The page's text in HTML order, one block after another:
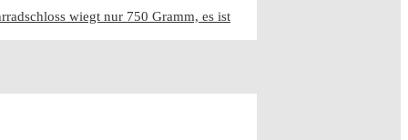
wiegt nur 750 Gramm, es ist